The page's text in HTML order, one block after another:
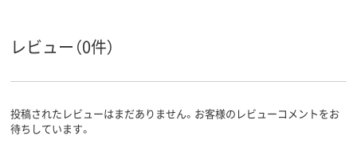
レビュー（0件）
投稿されたレビューはまだありません。お客様のレビューコメントをお
待ちしています。